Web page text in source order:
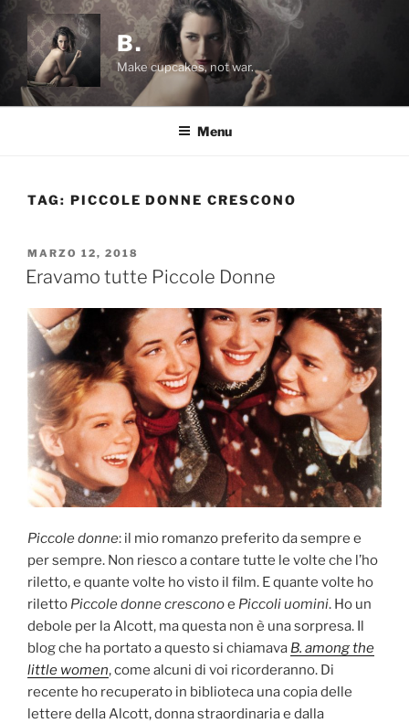
Salta
contenuto
B.
Make cupcakes, not war.
Menu
TAG: PICCOLE DONNE CRESCONO
PUBBLICATO
IL
MARZO 12, 2018
Eravamo tutte Piccole Donne
Piccole donne: il mio romanzo preferito da sempre e
per sempre. Non riesco a contare tutte le volte che l’ho
riletto, e quante volte ho visto il film. E quante volte ho
riletto Piccole donne cresconoe Piccoli uomini. Ho un
debole per la Alcott, ma questa non è una sorpresa. Il
blog che ha portato a questo si chiamava B. among the
little women, come alcuni di voi ricorderanno. Di
recente ho recuperato in biblioteca una copia delle
lettere della Alcott, donna straordinaria e dalla